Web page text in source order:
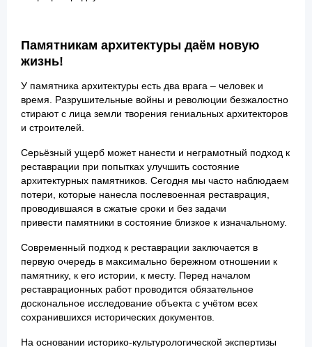
Памятникам архитектуры даём новую
жизнь!
У памятника архитектуры есть два врага – человек и
время. Разрушительные войны и революции безжалостно
стирают с лица земли творения гениальных архитекторов
и строителей.
Серьёзный ущерб может нанести и неграмотный подход к
реставрации при попытках улучшить состояние
архитектурных памятников. Сегодня мы часто наблюдаем
потери, которые нанесла послевоенная реставрация,
проводившаяся в сжатые сроки и без задачи
привести памятники в состояние близкое к изначальному.
Современный подход к реставрации заключается в
первую очередь в максимально бережном отношении к
памятнику, к его истории, к месту. Перед началом
реставрационных работ проводится обязательное
доскональное исследование объекта с учётом всех
сохранившихся исторических документов.
На основании историко-культурологической экспертизы